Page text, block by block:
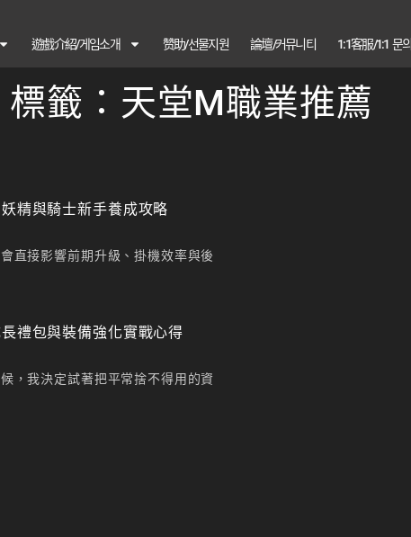
遊戲介紹/게임소개 赞助/선물지원 論壇/커뮤니티 1:1客服/1:1 문의
標籤：天堂M職業推薦
精與騎士新手養成攻略
直接影響前期升級、掛機效率與後
長禮包與裝備強化實戰心得
，我決定試著把平常捨不得用的資